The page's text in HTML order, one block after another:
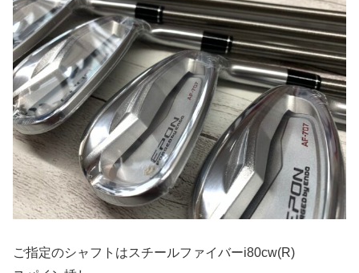
ご指定のシャフトはスチールファイバーi80cw(R)